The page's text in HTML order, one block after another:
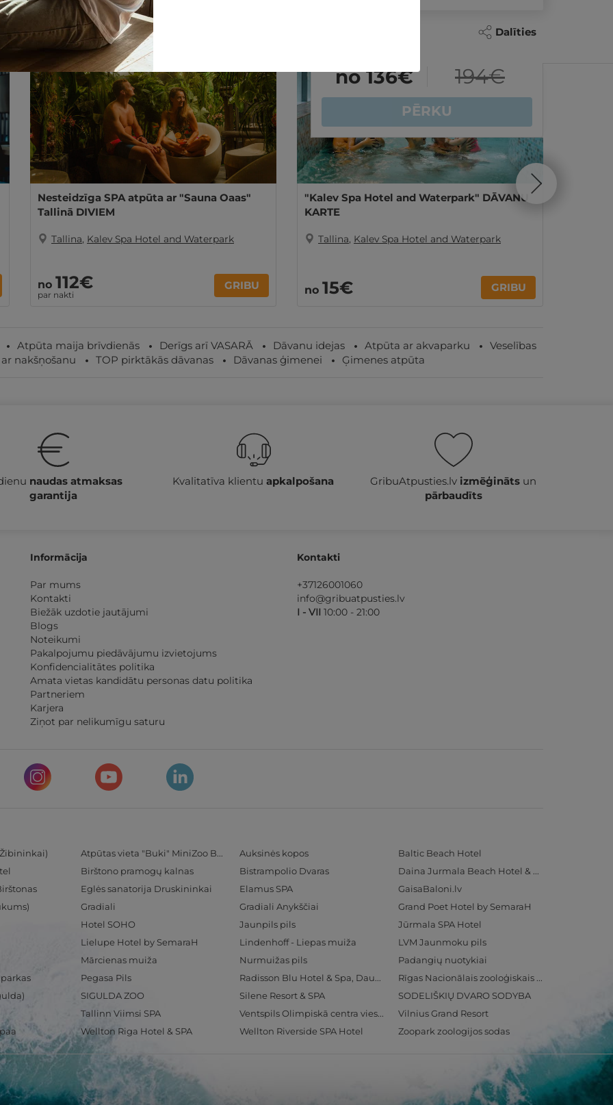
Noteikumi Atsauksmes Dalīties
no 136€ 194€
PĒRKU
REZERVĀCIJAinternetā
Nesteidzīga SPA atpūta ar "Sauna Oaas"
Tallinā DIVIEM
Tallina, Kalev Spa Hotel and Waterpark
no 112€
par nakti
GRIBU
"Kalev Spa Hotel and Waterpark" DĀVANU
KARTE
Tallina, Kalev Spa Hotel and Waterpark
no 15€ GRIBU
Atpūta maija brīvdienās Derīgs arī VASARĀ Dāvanu idejas Atpūta ar akvaparku
Veselības
nakšņošanu TOP pirktākās dāvanas Dāvanas ģimenei Ģimenes atpūta
naudas atmaksas
garantija
Kvalitatīva klientuapkalpošana GribuAtpusties.lv izmēģināts un
pārbaudīts
Informācija
Par mums
Kontakti
Biežāk uzdotie jautājumi
Blogs
Noteikumi
Pakalpojumu piedāvājumu izvietojums
Konfidencialitātes politika
Amata vietas kandidātu personas datu politika
Partneriem
Karjera
Ziņot par nelikumīgu saturu
Kontakti
+37126001060
info@gribuatpusties.lv
I - VII 10:00 - 21:00
Atpūtas vieta "Buki" MiniZoo BUKS Auksinės kopos
Baltic Beach Hotel
Birštono pramogų kalnas Bistrampolio Dvaras
Daina Jurmala Beach Hotel & SPA
Eglės sanatorija Druskininkai Elamus SPA
GaisaBaloni.lv
Gradiali Gradiali Anykščiai
Grand Poet Hotel by SemaraH
Hotel SOHO Jaunpils pils
Jūrmala SPA Hotel
Lielupe Hotel by SemaraH Lindenhoff - Liepas muiža
LVM Jaunmoku pils
Mārcienas muiža Nurmuižas pils
Padangių nuotykiai
Pegasa Pils Radisson Blu Hotel & Spa, Daugava Riga
Rīgas Nacionālais zooloģiskais dārzs
SIGULDA ZOO Silene Resort & SPA
SODELIŠKIŲ DVARO SODYBA
Tallinn Viimsi SPA Ventspils Olimpiskā centra viesnīca
Vilnius Grand Resort
Wellton Riga Hotel & SPA Wellton Riverside SPA Hotel Zoopark zoologijos sodas